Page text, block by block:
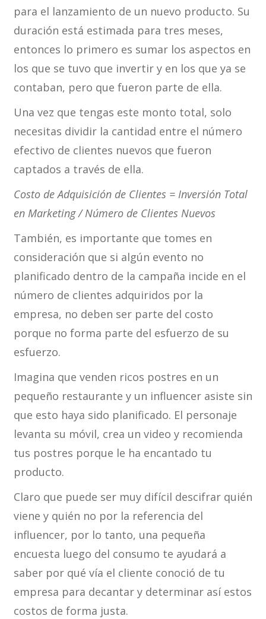
para el lanzamiento de un nuevo producto. Su
duración está estimada para tres meses,
entonces lo primero es sumar los aspectos en
los que se tuvo que invertir y en los que ya se
contaban, pero que fueron parte de ella.
Una vez que tengas este monto total, solo
necesitas dividir la cantidad entre el número
efectivo de clientes nuevos que fueron
captados a través de ella.
Costo de Adquisición de Clientes = Inversión Total
en Marketing / Número de Clientes Nuevos
También, es importante que tomes en
consideración que si algún evento no
planificado dentro de la campaña incide en el
número de clientes adquiridos por la
empresa, no deben ser parte del costo
porque no forma parte del esfuerzo de su
esfuerzo.
Imagina que venden ricos postres en un
pequeño restaurante y un influencer asiste sin
que esto haya sido planificado. El personaje
levanta su móvil, crea un video y recomienda
tus postres porque le ha encantado tu
producto.
Claro que puede ser muy difícil descifrar quién
viene y quién no por la referencia del
influencer, por lo tanto, una pequeña
encuesta luego del consumo te ayudará a
saber por qué vía el cliente conoció de tu
empresa para decantar y determinar así estos
costos de forma justa.